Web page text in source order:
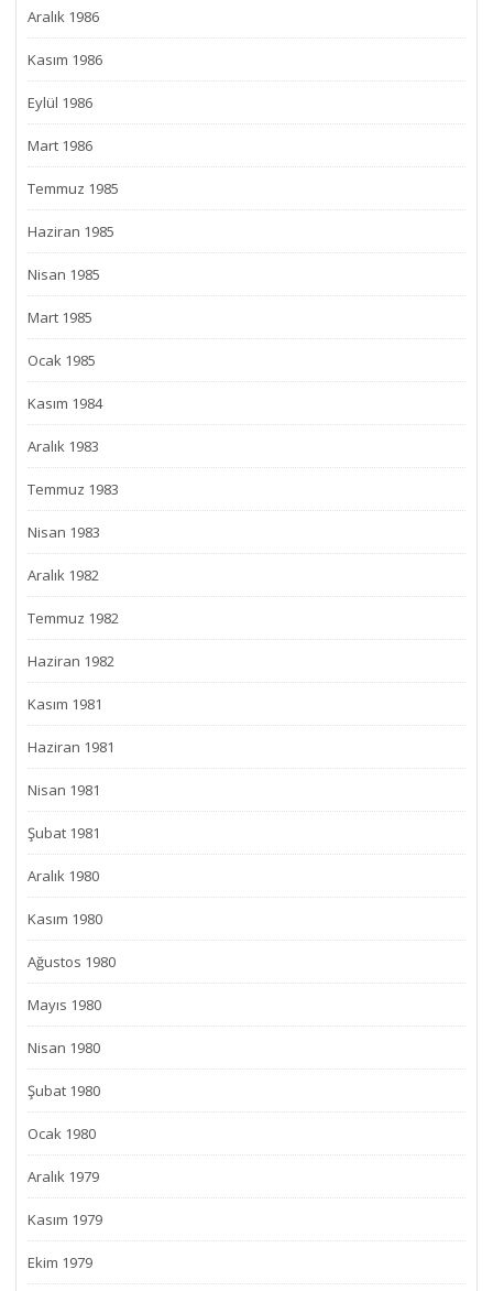
Aralık 1986
Kasım 1986
Eylül 1986
Mart 1986
Temmuz 1985
Haziran 1985
Nisan 1985
Mart 1985
Ocak 1985
Kasım 1984
Aralık 1983
Temmuz 1983
Nisan 1983
Aralık 1982
Temmuz 1982
Haziran 1982
Kasım 1981
Haziran 1981
Nisan 1981
Şubat 1981
Aralık 1980
Kasım 1980
Ağustos 1980
Mayıs 1980
Nisan 1980
Şubat 1980
Ocak 1980
Aralık 1979
Kasım 1979
Ekim 1979